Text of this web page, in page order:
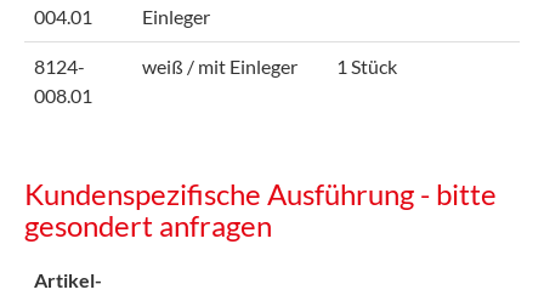
004.01
Einleger
8124-
008.01
weiß / mit Einleger 1 Stück
Kundenspezifische Ausführung - bitte
gesondert anfragen
Artikel-